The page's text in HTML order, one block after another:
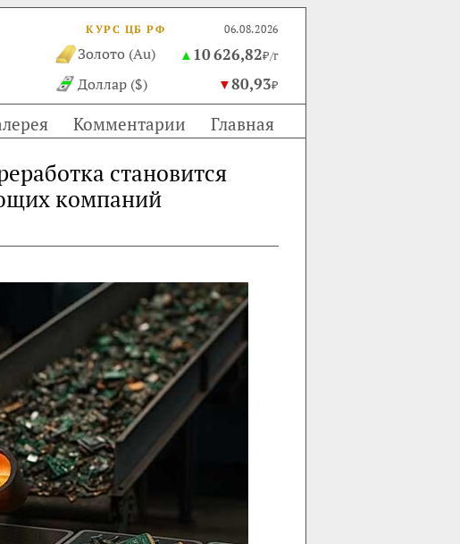
КУРС ЦБ РФ 06.08.2026
Золото (Au) ▲ 10 626,82₽/г
Доллар ($) ▼80,93₽
Комментарии Главная
становится
компаний